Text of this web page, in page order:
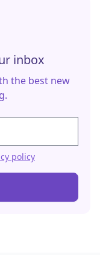
inbox
the best new
policy